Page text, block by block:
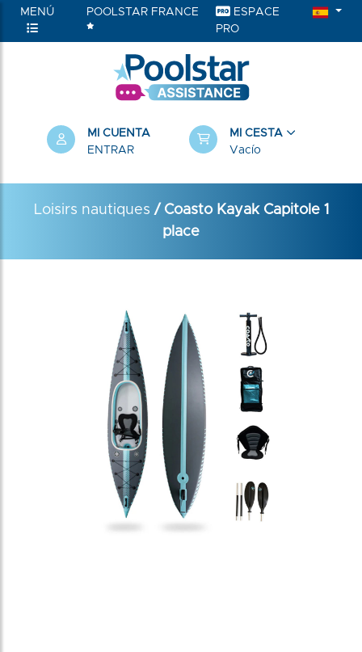
MENÚ POOLSTAR FRANCE
ESPACE
PRO
MI CUENTA
ENTRAR
MI CESTA
Vacío
Loisirs nautiques / Coasto Kayak Capitole 1
place